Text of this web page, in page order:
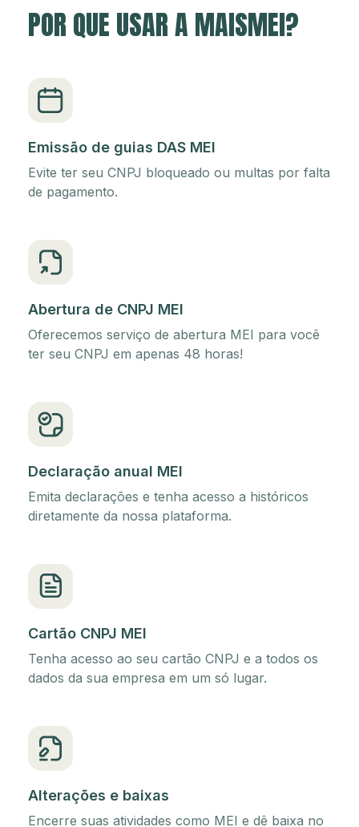
POR QUE USAR A MAISMEI?
Emissão de guias DAS MEI
Evite ter seu CNPJ bloqueado ou multas por falta
de pagamento.
Abertura de CNPJ MEI
Oferecemos serviço de abertura MEI para você
ter seu CNPJ em apenas 48 horas!
Declaração anual MEI
Emita declarações e tenha acesso a históricos
diretamente da nossa plataforma.
Cartão CNPJ MEI
Tenha acesso ao seu cartão CNPJ e a todos os
dados da sua empresa em um só lugar.
Alterações e baixas
Encerre suas atividades como MEI e dê baixa no